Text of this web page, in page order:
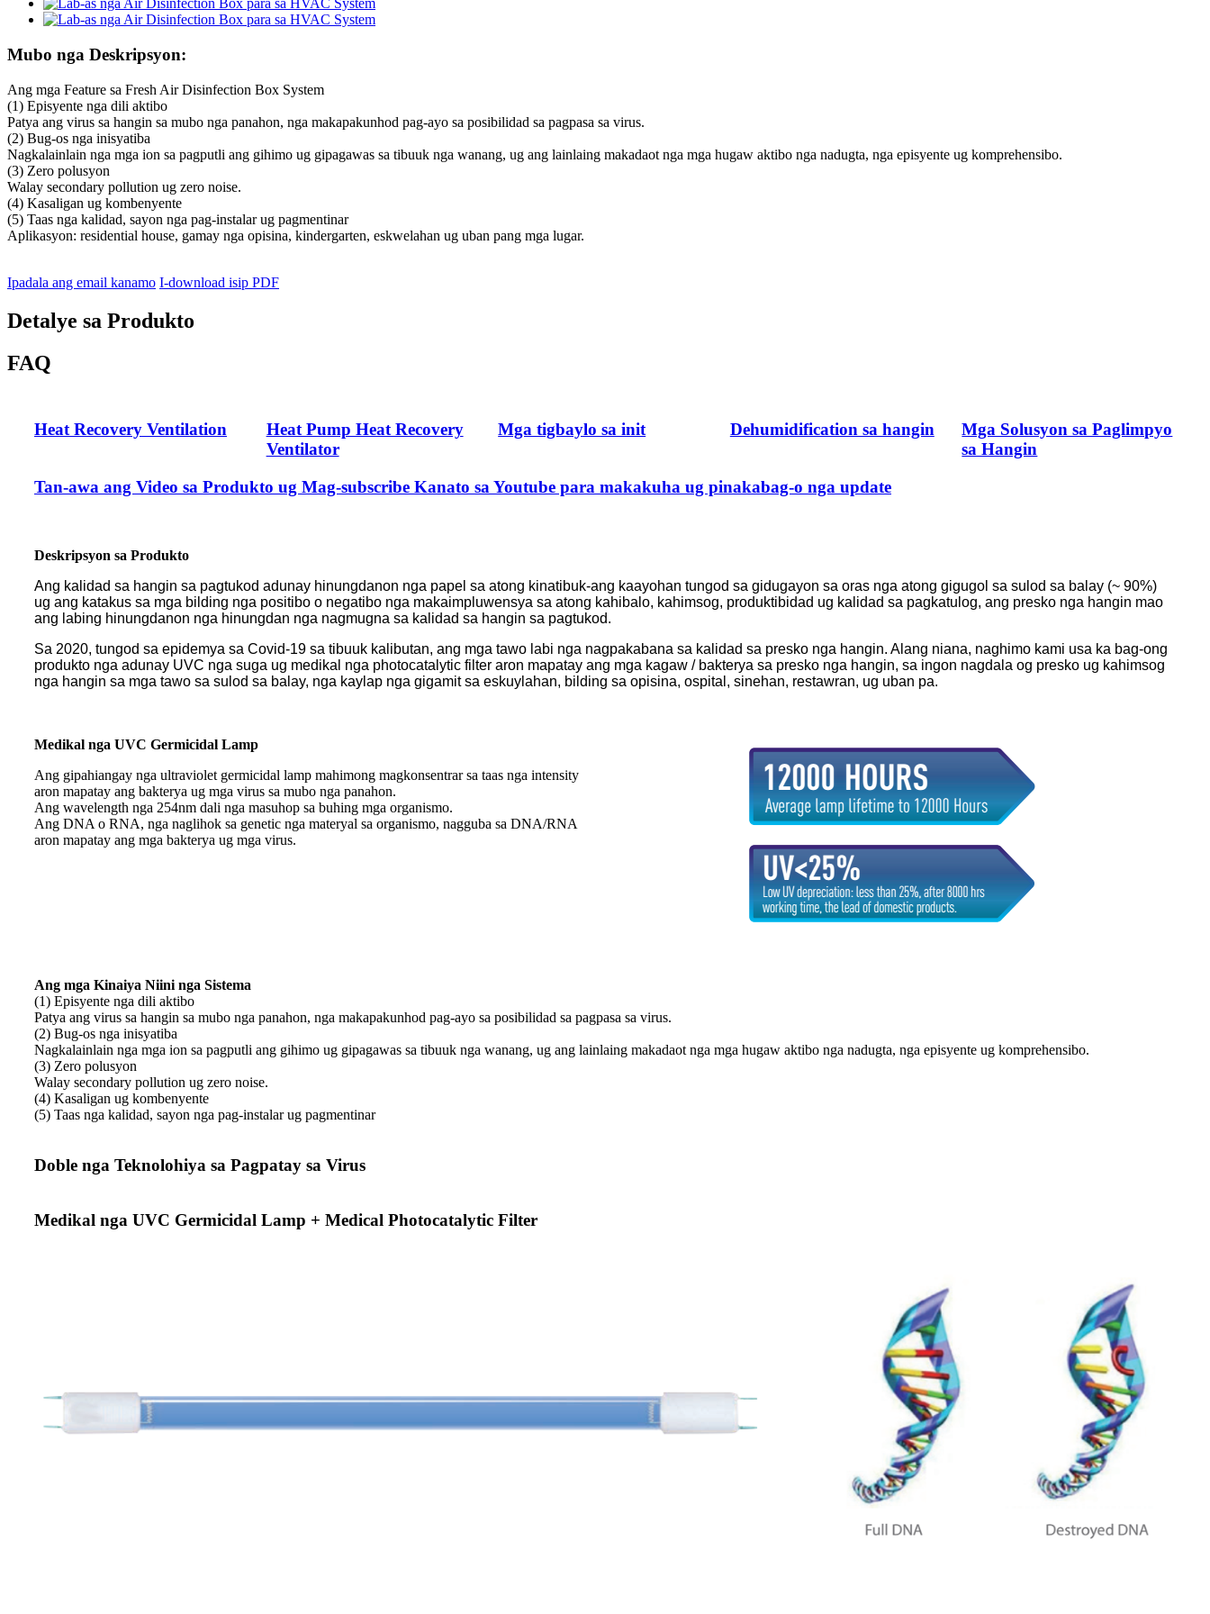
Mubo nga Deskripsyon:
Ang mga Feature sa Fresh Air Disinfection Box System
(1) Episyente nga dili aktibo
Patya ang virus sa hangin sa mubo nga panahon, nga makapakunhod pag-ayo sa posibilidad sa pagpasa sa virus.
(2) Bug-os nga inisyatiba
Nagkalainlain nga mga ion sa pagputli ang gihimo ug gipagawas sa tibuuk nga wanang, ug ang lainlaing makadaot nga mga hugaw aktibo nga nadugta, nga episyente ug komprehensibo.
(3) Zero polusyon
Walay secondary pollution ug zero noise.
(4) Kasaligan ug kombenyente
(5) Taas nga kalidad, sayon ​​​​nga pag-instalar ug pagmentinar
Aplikasyon: residential house, gamay nga opisina, kindergarten, eskwelahan ug uban pang mga lugar.
Ipadala ang email kanamo I-download isip PDF
Detalye sa Produkto
FAQ
Heat Recovery Ventilation
Heat Pump Heat Recovery
Ventilator
Mga tigbaylo sa init Dehumidification sa hangin
Mga Solusyon sa Paglimpyo
sa Hangin
Tan-awa ang Video sa Produkto ug Mag-subscribe Kanato sa Youtube para makakuha ug pinakabag-o nga update
Deskripsyon sa Produkto
Ang kalidad sa hangin sa pagtukod adunay hinungdanon nga papel sa atong kinatibuk-ang kaayohan tungod sa gidugayon sa oras nga atong gigugol sa sulod sa balay (~ 90%)
ug ang katakus sa mga bilding nga positibo o negatibo nga makaimpluwensya sa atong kahibalo, kahimsog, produktibidad ug kalidad sa pagkatulog, ang presko nga hangin mao
ang labing hinungdanon nga hinungdan nga nagmugna sa kalidad sa hangin sa pagtukod.
Sa 2020, tungod sa epidemya sa Covid-19 sa tibuuk kalibutan, ang mga tawo labi nga nagpakabana sa kalidad sa presko nga hangin. Alang niana, naghimo kami usa ka bag-ong
produkto nga adunay UVC nga suga ug medikal nga photocatalytic filter aron mapatay ang mga kagaw / bakterya sa presko nga hangin, sa ingon nagdala og presko ug kahimsog
nga hangin sa mga tawo sa sulod sa balay, nga kaylap nga gigamit sa eskuylahan, bilding sa opisina, ospital, sinehan, restawran, ug uban pa.
Medikal nga UVC Germicidal Lamp
Ang gipahiangay nga ultraviolet germicidal lamp mahimong magkonsentrar sa taas nga intensity
aron mapatay ang bakterya ug mga virus sa mubo nga panahon.
Ang wavelength nga 254nm dali nga masuhop sa buhing mga organismo.
Ang DNA o RNA, nga naglihok sa genetic nga materyal sa organismo, nagguba sa DNA/RNA
aron mapatay ang mga bakterya ug mga virus.
Ang mga Kinaiya Niini nga Sistema
(1) Episyente nga dili aktibo
Patya ang virus sa hangin sa mubo nga panahon, nga makapakunhod pag-ayo sa posibilidad sa pagpasa sa virus.
(2) Bug-os nga inisyatiba
Nagkalainlain nga mga ion sa pagputli ang gihimo ug gipagawas sa tibuuk nga wanang, ug ang lainlaing makadaot nga mga hugaw aktibo nga nadugta, nga episyente ug komprehensibo.
(3) Zero polusyon
Walay secondary pollution ug zero noise.
(4) Kasaligan ug kombenyente
(5) Taas nga kalidad, sayon ​​​​nga pag-instalar ug pagmentinar
Doble nga Teknolohiya sa Pagpatay sa Virus
Medikal nga UVC Germicidal Lamp + Medical Photocatalytic Filter